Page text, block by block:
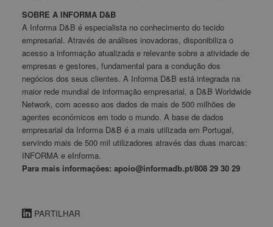
SOBRE A INFORMA D&B
A Informa D&B é especialista no conhecimento do tecido
empresarial. Através de análises inovadoras, disponibiliza o
acesso a informação atualizada e relevante sobre a atividade de
empresas e gestores, fundamental para a condução dos
negócios dos seus clientes. A Informa D&B está integrada na
maior rede mundial de informação empresarial, a D&B Worldwide
Network, com acesso aos dados de mais de 500 milhões de
agentes económicos em todo o mundo. A base de dados
empresarial da Informa D&B é a mais utilizada em Portugal,
servindo mais de 500 mil utilizadores através das duas marcas:
INFORMA e eInforma.
Para mais informações: apoio@informadb.pt/808 29 30 29
PARTILHAR